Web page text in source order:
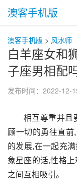
澳客手机版
澳客手机版 > 风水师
白羊座女和
子座男相配
发布时间：2022-12-
相互尊重并且
顾一切的勇往直
的发展,在一起充
象星座的话,性格
之间互相吸引。